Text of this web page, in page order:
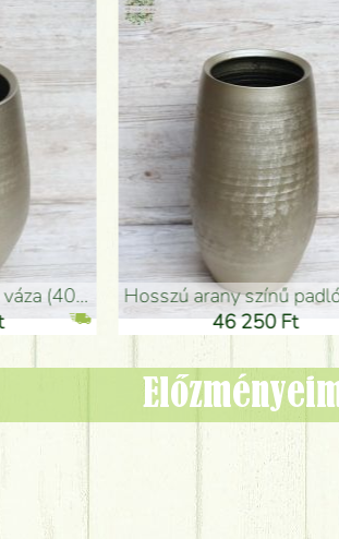
(50x29cm)
Ft
fekete design váza
11 250 Ft